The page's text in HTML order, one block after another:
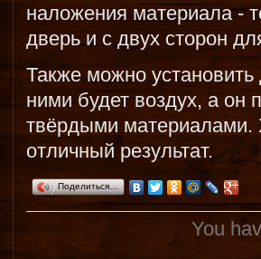
наложения материала -
дверь и с двух сторон
Также можно
ними будет воздух, а он
твёрдыми материалами.
отличный результат.
Поделиться…
You